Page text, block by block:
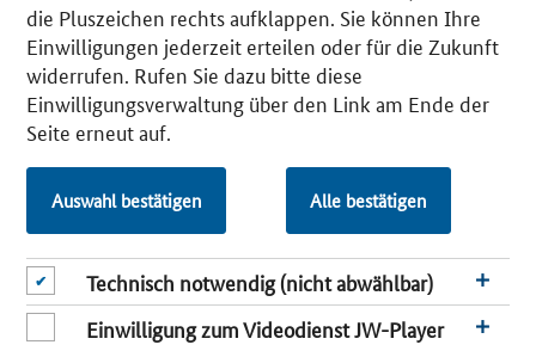
die Pluszeichen rechts aufklappen. Sie können Ihre
Einwilligungen jederzeit erteilen oder für die Zukunft
widerrufen. Rufen Sie dazu bitte diese
Einwilligungsverwaltung über den Link am Ende der
Seite erneut auf.
Auswahl bestätigen Alle bestätigen
Technisch notwendig (nicht abwählbar)
Einwilligung zum Videodienst JW-Player
bei der Einschätzung hilft, welche Neuheiten sich für den eigenen
Betrieb lohnen. Als zusätzliches Hilfsmittel hat das Zentrum im Juli den
„Tech Report“ veröffentlicht, der die Informationen des Radars
zusammenfasst.
Die Technologiefelder reichen von 3D-Druck bis hin zu Quantum-
Computing, für die jeweils verständliche Beispiele herangezogen
werden. Aufgrund der rasanten Innovationgeschwindigkeit ist der Tech
Radar darauf ausgelegt, neue Bereiche zu integrieren und dynamisch auf
aufkommende Technologie zu reagieren. Deshalb wird bereits im
Der Tech Radar ist auf derWebsiteabrufbar, der Tech Report stehthier
zum Download bereit.